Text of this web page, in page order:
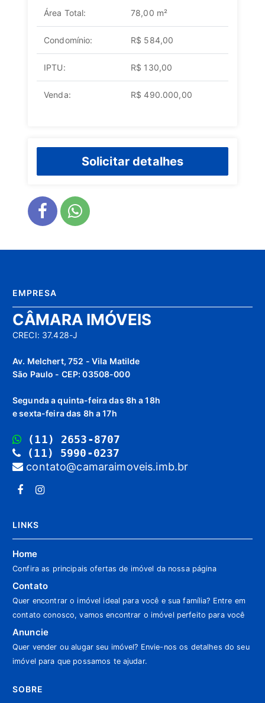
Área Total: 78,00 m²
Condomínio: R$ 584,00
IPTU: R$ 130,00
Venda: R$ 490.000,00
Solicitar detalhes
EMPRESA
CÂMARA IMÓVEIS
CRECI: 37.428-J
Av. Melchert, 752 - Vila Matilde
São Paulo - CEP: 03508-000
Segunda a quinta-feira das 8h a 18h
e sexta-feira das 8h a 17h
(11) 2653-8707
(11) 5990-0237
contato@camaraimoveis.imb.br
LINKS
Home
Confira as principais ofertas de imóvel da nossa página
Contato
Quer encontrar o imóvel ideal para você e sua família? Entre em
contato conosco, vamos encontrar o imóvel perfeito para você
Anuncie
Quer vender ou alugar seu imóvel? Envie-nos os detalhes do seu
imóvel para que possamos te ajudar.
SOBRE